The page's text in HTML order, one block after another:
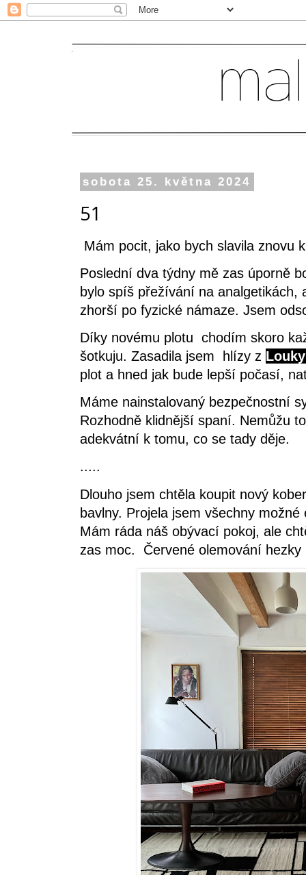
sobota 25. května 2024
51
Mám pocit, jako bych slavila znovu
Poslední dva týdny mě zas úporně
bylo spíš přežívání na
zhorší po fyzické námaze. Jsem
Díky novému plotu chodím skoro
šotkuju. Zasadila jsem hlízy z
plot a hned jak bude lepší počasí,
Máme nainstalovaný bezpečnostní
Rozhodně klidnější spaní. Nemůžu
adekvátní k tomu, co se tady děje.
.....
Dlouho jsem chtěla koupit nový
bavlny. Projela jsem všechny
Mám ráda náš obývací pokoj, ale
zas moc. Červené olemování